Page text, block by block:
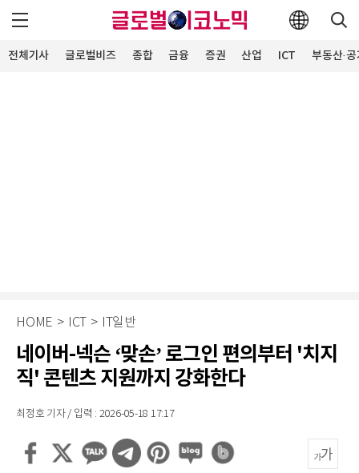
전체기사 글로벌비즈 종합 금융 증권 산업 ICT 부동산·
HOME > ICT > IT일반
네이버-넥슨 ‘맞손’ 로그인 편의부터 '치지
직' 콘텐츠 지원까지 강화한다
최정호 기자 / 입력 : 2026-05-18 17:17